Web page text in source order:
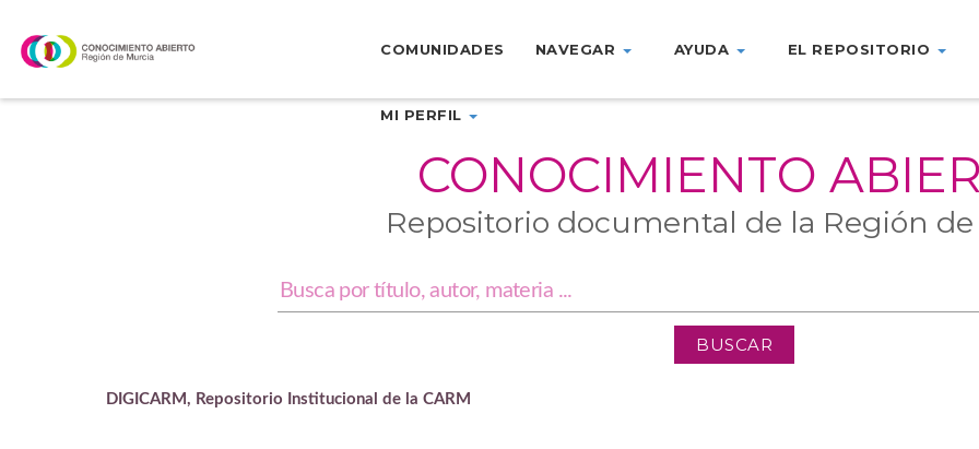
navigation
COMUNIDADES NAVEGAR AYUDA EL REPOSITORIO
MI PERFIL
CONOCIMIENTO
Repositorio documental de la Región
DIGICARM, Repositorio Institucional de la CARM